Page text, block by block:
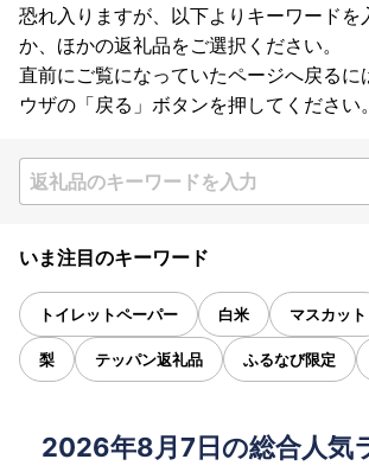
恐れ入りますが、以下よりキーワードを
か、ほかの返礼品をご選択ください。
直前にご覧になっていたページへ戻るに
ウザの「戻る」ボタンを押してください。
いま注目のキーワード
トイレットペーパー 白米 マスカット
梨 テッパン返礼品 ふるなび限定
2026年8月7日の総合人気